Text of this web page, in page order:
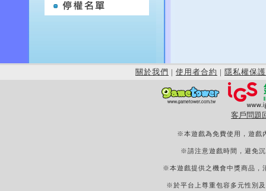
關於我們 | 使用者合約 | 隱私權保護
客戶問題
※本遊戲為免費使用，遊戲
※請注意遊戲時間，避免
※本遊戲提供之機會中獎商品，
※於平台上尊重包容多元性別